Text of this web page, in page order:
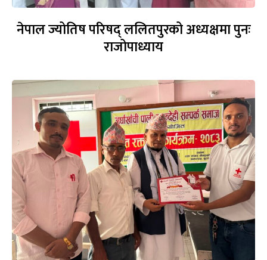
नेपाल ज्योतिष परिषद् ललितपुरको अध्यक्षमा पुनः
राजोपाध्याय